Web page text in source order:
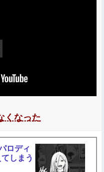
くなった
ロディ
しまう